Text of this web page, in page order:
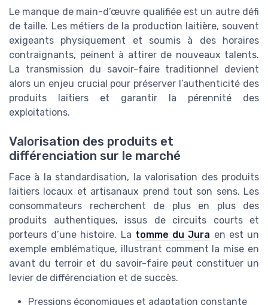
Le manque de main-d’œuvre qualifiée est un autre défi
de taille. Les métiers de la production laitière, souvent
exigeants physiquement et soumis à des horaires
contraignants, peinent à attirer de nouveaux talents.
La transmission du savoir-faire traditionnel devient
alors un enjeu crucial pour préserver l’authenticité des
produits laitiers et garantir la pérennité des
exploitations.
Valorisation des produits et
différenciation sur le marché
Face à la standardisation, la valorisation des produits
laitiers locaux et artisanaux prend tout son sens. Les
consommateurs recherchent de plus en plus des
produits authentiques, issus de circuits courts et
porteurs d’une histoire. La tomme du Jura en est un
exemple emblématique, illustrant comment la mise en
avant du terroir et du savoir-faire peut constituer un
levier de différenciation et de succès.
Pressions économiques et adaptation constante